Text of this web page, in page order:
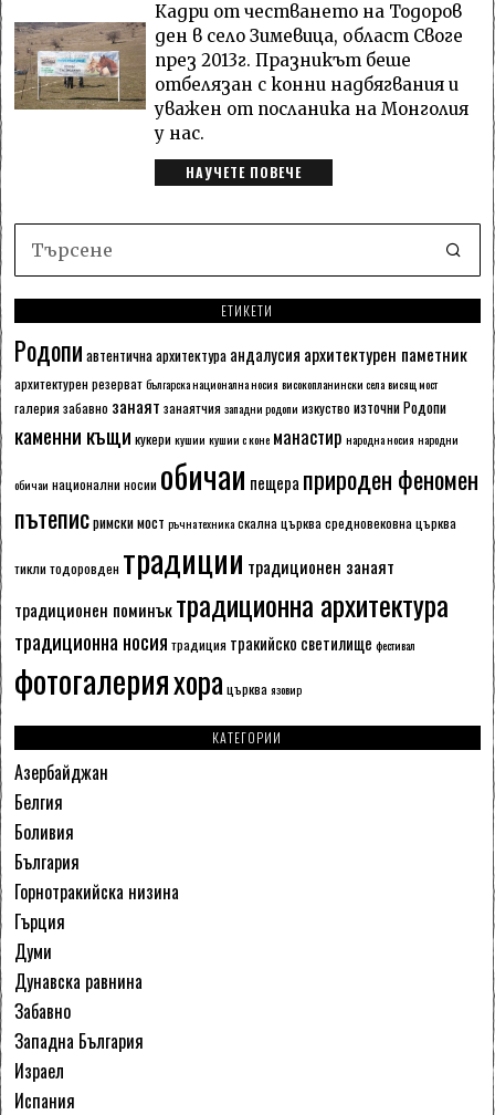
Кадри от честването на Тодоров
ден в село Зимевица, област Своге
през 2013г. Празникът беше
отбелязан с конни надбягвания и
уважен от посланика на Монголия
у нас.
НАУЧЕТЕ ПОВЕЧЕ
ЕТИКЕТИ
Родопи автентична архитектура андалусия архитектурен паметник
архитектурен резерват българска национална носия високопланински села висящ мост
галерия забавно занаят занаятчия западни родопи изкуство източни Родопи
каменни къщи кукери кушии кушии с коне манастир народна носия народни
обичаи национални носии обичаи пещера природен феномен
пътеписримски мост ръчна техника скална църква средновековна църква
тикли тодоровден традиции традиционен занаят
традиционен поминъктрадиционна архитектура
традиционна носия традиция тракийско светилище фестивал
фотогалерияхора църква язовир
КАТЕГОРИИ
Азербайджан
Белгия
Боливия
България
Горнотракийска низина
Гърция
Думи
Дунавска равнина
Забавно
Западна България
Израел
Испания